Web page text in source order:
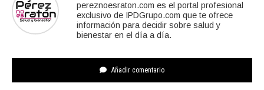
pereznoesraton.com es el portal profesional
exclusivo de IPDGrupo.com que te ofrece
información para decidir sobre salud y
bienestar en el día a día.
Añadir comentario